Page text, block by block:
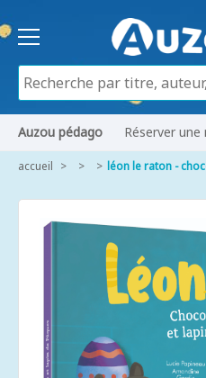
Auzou pédago Réserver
accueil léon le raton -